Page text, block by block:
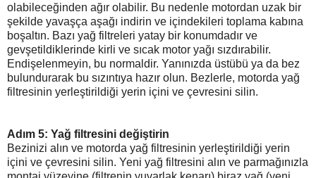
olabileceğinden ağır olabilir. Bu nedenle motordan uzak bir
şekilde yavaşça aşağı indirin ve içindekileri toplama kabına
boşaltın. Bazı yağ filtreleri yatay bir konumdadır ve
gevşetildiklerinde kirli ve sıcak motor yağı sızdırabilir.
Endişelenmeyin, bu normaldir. Yanınızda üstübü ya da bez
bulundurarak bu sızıntıya hazır olun. Bezlerle, motorda yağ
filtresinin yerleştirildiği yerin içini ve çevresini silin.
Adım 5: Yağ filtresini değiştirin
Bezinizi alın ve motorda yağ filtresinin yerleştirildiği yerin
içini ve çevresini silin. Yeni yağ filtresini alın ve parmağınızla